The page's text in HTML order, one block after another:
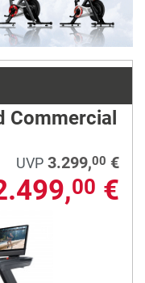
Commercial
UVP 3.299,00 €
00 €